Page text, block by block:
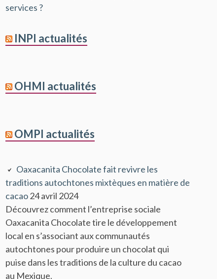
services ?
INPI actualités
OHMI actualités
OMPI actualités
Oaxacanita Chocolate fait revivre les
traditions autochtones mixtèques en matière de
cacao24 avril 2024
Découvrez comment l’entreprise sociale
Oaxacanita Chocolate tire le développement
local en s’associant aux communautés
autochtones pour produire un chocolat qui
puise dans les traditions de la culture du cacao
au Mexique.